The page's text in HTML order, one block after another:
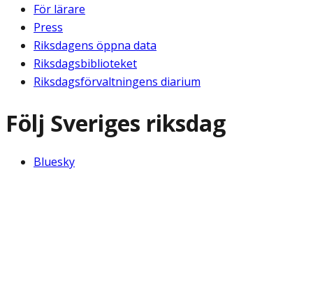
För lärare
Press
Riksdagens öppna data
Riksdagsbiblioteket
Riksdagsförvaltningens diarium
Följ Sveriges riksdag
Bluesky